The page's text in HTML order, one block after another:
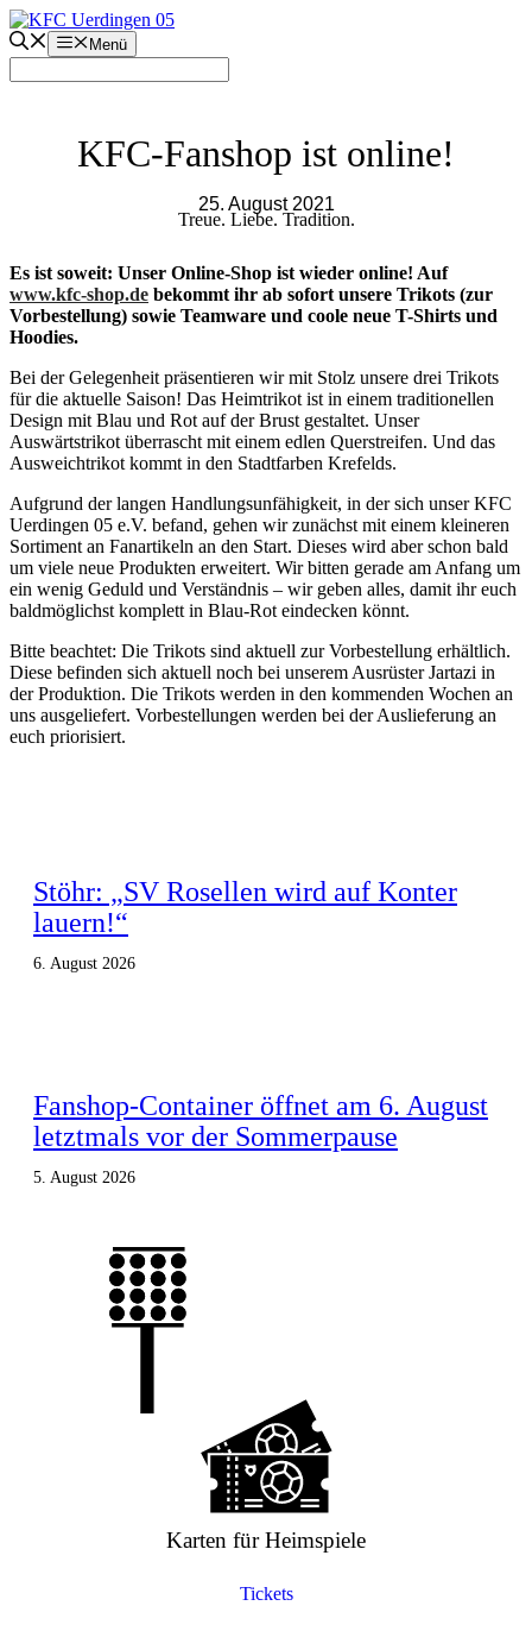
Zum
Inhalt
springen
Menü
KFC-Fanshop ist online!
25. August 2021
Treue. Liebe. Tradition.
Es ist soweit: Unser Online-Shop ist wieder online! Auf
www.kfc-shop.de bekommt ihr ab sofort unsere Trikots (zur
Vorbestellung) sowie Teamware und coole neue T-Shirts und
Hoodies.
Bei der Gelegenheit präsentieren wir mit Stolz unsere drei Trikots
für die aktuelle Saison! Das Heimtrikot ist in einem traditionellen
Design mit Blau und Rot auf der Brust gestaltet. Unser
Auswärtstrikot überrascht mit einem edlen Querstreifen. Und das
Ausweichtrikot kommt in den Stadtfarben Krefelds.
Aufgrund der langen Handlungsunfähigkeit, in der sich unser KFC
Uerdingen 05 e.V. befand, gehen wir zunächst mit einem kleineren
Sortiment an Fanartikeln an den Start. Dieses wird aber schon bald
um viele neue Produkten erweitert. Wir bitten gerade am Anfang um
ein wenig Geduld und Verständnis – wir geben alles, damit ihr euch
baldmöglichst komplett in Blau-Rot eindecken könnt.
Bitte beachtet: Die Trikots sind aktuell zur Vorbestellung erhältlich.
Diese befinden sich aktuell noch bei unserem Ausrüster Jartazi in
der Produktion. Die Trikots werden in den kommenden Wochen an
uns ausgeliefert. Vorbestellungen werden bei der Auslieferung an
euch priorisiert.
Stöhr: „SV Rosellen wird auf Konter
lauern!“
6. August 2026
Fanshop-Container öffnet am 6. August
letztmals vor der Sommerpause
5. August 2026
Karten für Heimspiele
Tickets